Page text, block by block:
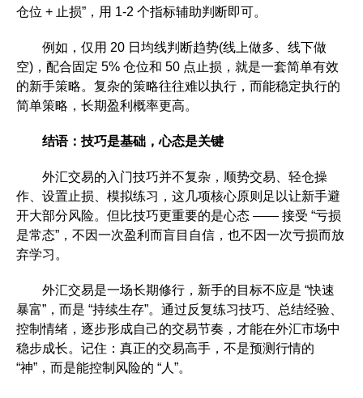
仓位 + 止损”，用 1-2 个指标辅助判断即可。
例如，仅用 20 日均线判断趋势(线上做多、线下做
空)，配合固定 5% 仓位和 50 点止损，就是一套简单有效
的新手策略。复杂的策略往往难以执行，而能稳定执行的
简单策略，长期盈利概率更高。
结语：技巧是基础，心态是关键
外汇交易的入门技巧并不复杂，顺势交易、轻仓操
作、设置止损、模拟练习，这几项核心原则足以让新手避
开大部分风险。但比技巧更重要的是心态 —— 接受 “亏损
是常态”，不因一次盈利而盲目自信，也不因一次亏损而放
弃学习。
外汇交易是一场长期修行，新手的目标不应是 “快速
暴富”，而是 “持续生存”。通过反复练习技巧、总结经验、
控制情绪，逐步形成自己的交易节奏，才能在外汇市场中
稳步成长。记住：真正的交易高手，不是预测行情的
“神”，而是能控制风险的 “人”。